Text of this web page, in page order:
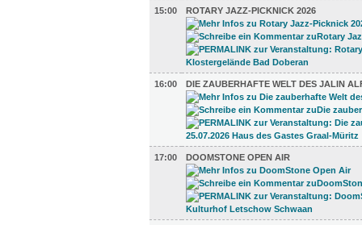
15:00 ROTARY JAZZ-PICKNICK 2026
16:00 DIE ZAUBERHAFTE WELT DES JALIN
17:00 DOOMSTONE OPEN AIR